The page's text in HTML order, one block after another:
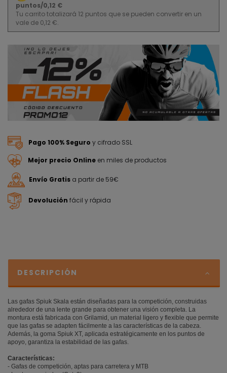
puntos/0,12 €
Tu carrito totalizará 12 puntos que se pueden convertir en un
vale de 0,12 €.
Pago 100% Seguro y cifrado SSL
Mejor precio Online en miles de productos
Envío Gratis a partir de 59€
Devolución fácil y rápida
DESCRIPCIÓN
Las gafas Spiuk Skala están diseñadas para la competición, construidas
alrededor de una lente grande para obtener una visión completa. La
montura está fabricada con Grilamid, un material ligero y flexible que permite
que las gafas se adapten fácilmente a las características de la cabeza.
Además, la goma Spiuk XT, aplicada estratégicamente en los puntos de
apoyo, garantiza la estabilidad de las gafas.
Características:
- Gafas de competición, aptas para carretera y MTB